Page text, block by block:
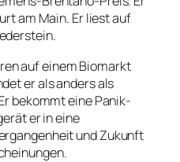
am Main. Er liest auf
auf einem Biomarkt
er als anders als
bekommt eine Panik-
er in eine
und Zukunft